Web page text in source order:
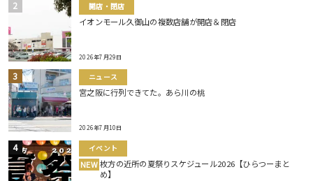
開店・閉店
イオンモール久御山の複数店舗が開店＆閉店
2026年7月29日
ニュース
宮之阪に行列できてた。あら川の桃
2026年7月10日
イベント
NEW 枚方の近所の夏祭りスケジュール2026【ひらつーまと
め】